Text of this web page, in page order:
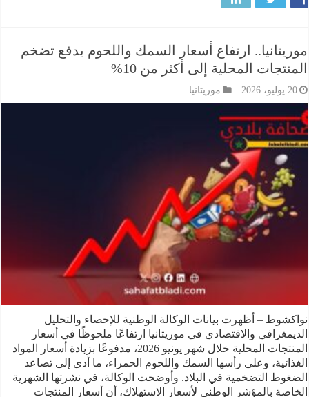
ارتفاع أسعار السمك واللحوم يدفع تضخم
المحلية إلى أكثر من 10%
موريتانيا
– أظهرت بيانات الوكالة الوطنية للإحصاء والتحليل
والاقتصادي في موريتانيا ارتفاعًا ملحوظًا في أسعار
المنتجات المحلية خلال شهر يونيو 2026، مدفوعًا بزيادة أسعار المواد
وعلى رأسها السمك واللحوم الحمراء، ما أدى إلى تصاعد
التضخمية في البلاد. وأوضحت الوكالة، في نشرتها الشهرية
بالمؤشر الوطني لأسعار الاستهلاك، أن أسعار المنتجات